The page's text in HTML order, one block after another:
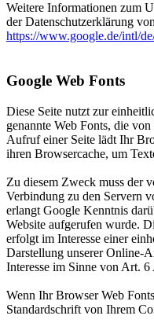
Weitere Informationen zum
der Datenschutzerklärung
https://www.google.de/intl/
Google Web Fonts
Diese Seite nutzt zur
genannte Web Fonts, die
Aufruf einer Seite lädt Ihr
ihren Browsercache, um
Zu diesem Zweck muss der
Verbindung zu den Servern
erlangt Google Kenntnis
Website aufgerufen wurde.
erfolgt im Interesse einer
Darstellung unserer Online-
Interesse im Sinne von Art.
Wenn Ihr Browser Web
Standardschrift von Ihrem